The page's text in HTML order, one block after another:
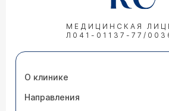
МЕДИЦИНСКАЯ
Л041-01137-77/
О клинике
Направления